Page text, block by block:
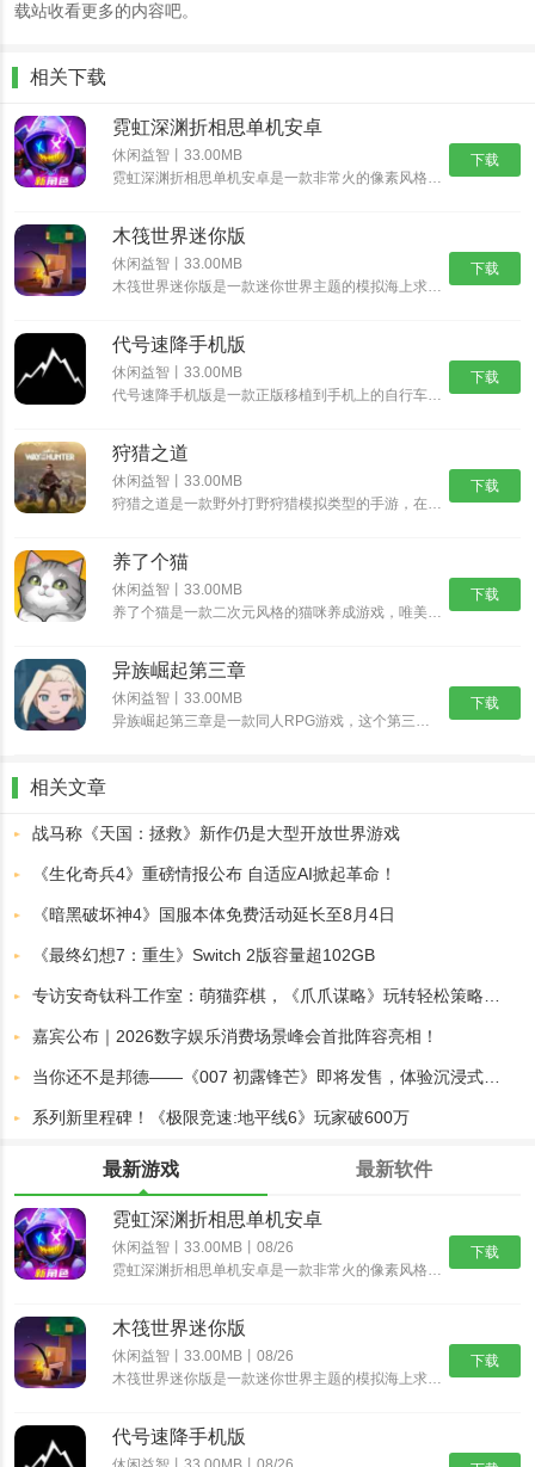
载站收看更多的内容吧。
相关下载
下载
霓虹深渊折相思单机安卓
休闲益智丨33.00MB
霓虹深渊折相思单机安卓是一款非常火的像素风格动作冒险游戏，经典的像素风格，制作精湛的游戏场景，搭配出色的游戏音乐，为玩家带来身临其境的动作冒险体验，丰富精彩的游戏剧情，多样化的挑战任务，沉浸式体验......
下载
木筏世界迷你版
休闲益智丨33.00MB
木筏世界迷你版是一款迷你世界主题的模拟海上求生游戏，在木筏世界迷你版中可以从一块小木筏开始，收集资源，探索岛屿，发现大陆，结识伙伴，开启更精彩的迷你冒险之旅。沉浸式的探索玩法，带给你新鲜互动乐趣。......
下载
代号速降手机版
休闲益智丨33.00MB
代号速降手机版是一款正版移植到手机上的自行车骑行速降游戏。在这个游戏中，你将扮演一名自行车手，驾驶着自行车在险峻的山路上飞驰，挑战速降极限。游戏采用逼真的3D画面和流畅的操作，让你体验真实的自行车......
下载
狩猎之道
休闲益智丨33.00MB
狩猎之道是一款野外打野狩猎模拟类型的手游，在狩猎之道中你将会进入到一片真实的树林野外开始属于你的狩猎之旅，游戏中有很多好玩的模式以及各种猛兽等你进行挑战。你需要根据不同猎物的习性来打造各种不同的陷......
下载
养了个猫
休闲益智丨33.00MB
养了个猫是一款二次元风格的猫咪养成游戏，唯美治愈系的二次元画风，搭配随性自由的萌宠养成玩法，与各种各样的可爱猫咪欢乐互动，解锁各种精彩的玩法内容，畅享舒爽无比的云养猫体验。养了个猫怎么买房子1、首......
下载
异族崛起第三章
休闲益智丨33.00MB
异族崛起第三章是一款同人RPG游戏，这个第三章新增更多忍术可以选择，我们可以看到角色也多了一些，异族崛起第三章可以在熟悉的地图自由的探索了，挑战副本获取奖励，后续的话还可以和NPC互动，所以异族崛......
相关文章
战马称《天国：拯救》新作仍是大型开放世界游戏
《生化奇兵4》重磅情报公布 自适应AI掀起革命！
《暗黑破坏神4》国服本体免费活动延长至8月4日
《最终幻想7：重生》Switch 2版容量超102GB
专访安奇钛科工作室：萌猫弈棋，《爪爪谋略》玩转轻松策略对局
嘉宾公布｜2026数字娱乐消费场景峰会首批阵容亮相！
当你还不是邦德——《007 初露锋芒》即将发售，体验沉浸式的特工成长历程
系列新里程碑！《极限竞速:地平线6》玩家破600万
最新游戏 最新软件
下载
霓虹深渊折相思单机安卓
休闲益智丨33.00MB丨08/26
霓虹深渊折相思单机安卓是一款非常火的像素风格动作冒险游戏，经典的像素风格，制作精湛的游戏场景，搭配出色的游戏音乐，为玩家带来身临其境的动作冒险体验，丰富精彩的游戏剧情，多样化的挑战任务，沉浸式体验......
下载
木筏世界迷你版
休闲益智丨33.00MB丨08/26
木筏世界迷你版是一款迷你世界主题的模拟海上求生游戏，在木筏世界迷你版中可以从一块小木筏开始，收集资源，探索岛屿，发现大陆，结识伙伴，开启更精彩的迷你冒险之旅。沉浸式的探索玩法，带给你新鲜互动乐趣。......
代号速降手机版